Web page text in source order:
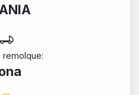
remolque: